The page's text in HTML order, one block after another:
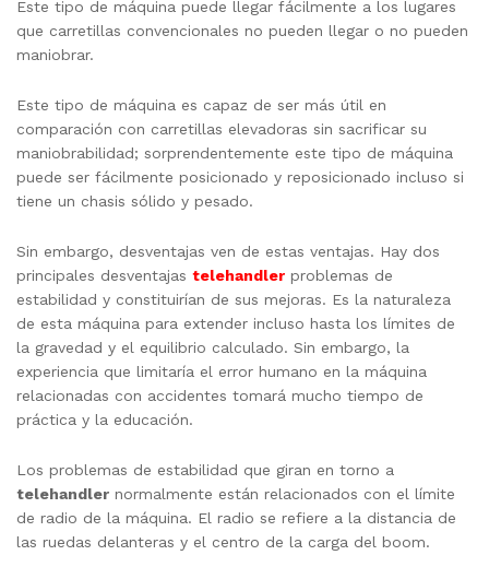
Este tipo de máquina puede llegar fácilmente a los lugares
que carretillas convencionales no pueden llegar o no pueden
maniobrar.
Este tipo de máquina es capaz de ser más útil en
comparación con carretillas elevadoras sin sacrificar su
maniobrabilidad; sorprendentemente este tipo de máquina
puede ser fácilmente posicionado y reposicionado incluso si
tiene un chasis sólido y pesado.
Sin embargo, desventajas ven de estas ventajas. Hay dos
principales desventajas telehandler problemas de
estabilidad y constituirían de sus mejoras. Es la naturaleza
de esta máquina para extender incluso hasta los límites de
la gravedad y el equilibrio calculado. Sin embargo, la
experiencia que limitaría el error humano en la máquina
relacionadas con accidentes tomará mucho tiempo de
práctica y la educación.
Los problemas de estabilidad que giran en torno a
telehandler normalmente están relacionados con el límite
de radio de la máquina. El radio se refiere a la distancia de
las ruedas delanteras y el centro de la carga del boom.